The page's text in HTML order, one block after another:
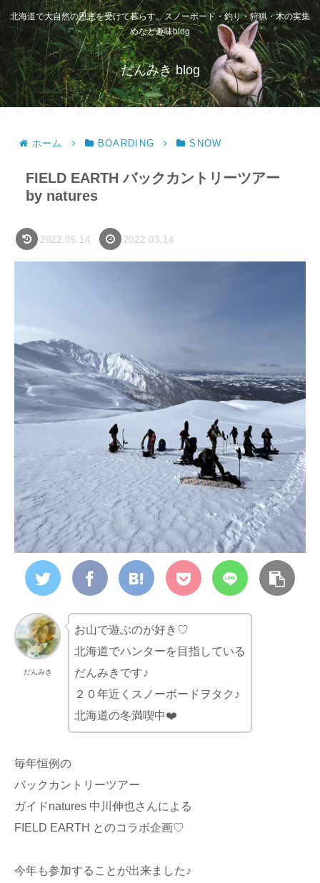
北海道で大自然の恩恵を受けて暮らす。スノーボード・釣り・狩猟・木の実集
めなど趣味blog
だんみき blog
ホーム BOARDING SNOW
FIELD EARTH バックカントリーツアー
by natures
2022.05.14 2022.03.14
だんみき
お山で遊ぶのが好き♡
北海道でハンターを目指している
だんみきです♪
２０年近くスノーボードヲタク♪
北海道の冬満喫中❤️
毎年恒例の
バックカントリーツアー
ガイドnatures 中川伸也さんによる
FIELD EARTH とのコラボ企画♡
今年も参加することが出来ました♪